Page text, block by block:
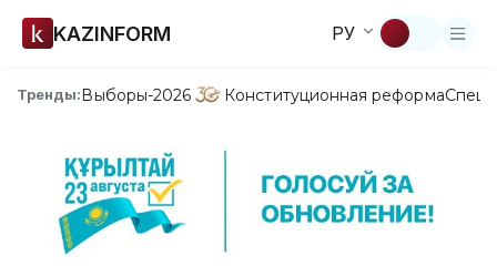
KAZINFORM РУ
Тренды:Выборы-2026 Конституционная реформа